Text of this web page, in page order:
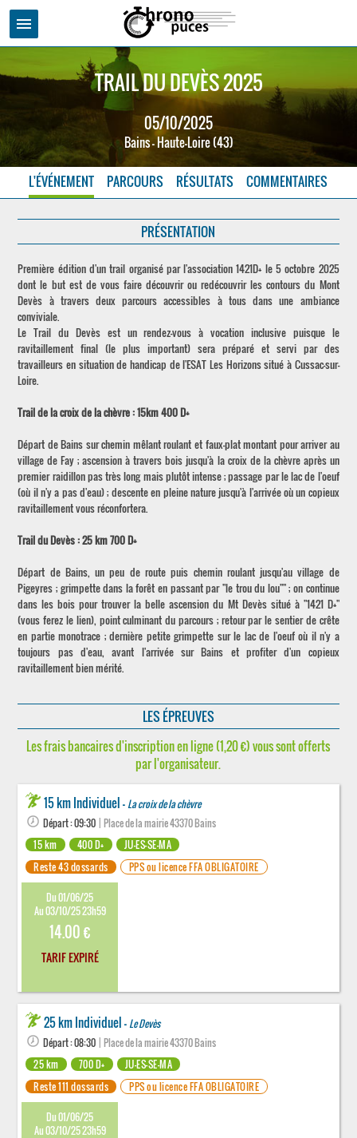
menu
TRAIL DU DEVÈS 2025
05/10/2025
Bains - Haute-Loire (43)
L'ÉVÉNEMENT PARCOURS RÉSULTATS COMMENTAIRES
PRÉSENTATION
Première édition d'un trail organisé par l'association 1421D+ le 5 octobre 2025
dont le but est de vous faire découvrir ou redécouvrir les contours du Mont
Devès à travers deux parcours accessibles à tous dans une ambiance
conviviale.
Le Trail du Devès est un rendez-vous à vocation inclusive puisque le
ravitaillement final (le plus important) sera préparé et servi par des
travailleurs en situation de handicap de l'ESAT Les Horizons situé à Cussac-sur-
Loire.
Trail de la croix de la chèvre : 15km 400 D+
Départ de Bains sur chemin mêlant roulant et faux-plat montant pour arriver au
village de Fay ; ascension à travers bois jusqu'à la croix de la chèvre après un
premier raidillon pas très long mais plutôt intense ; passage par le lac de l'oeuf
(où il n'y a pas d'eau) ; descente en pleine nature jusqu'à l'arrivée où un copieux
ravitaillement vous réconfortera.
Trail du Devès : 25 km 700 D+
Départ de Bains, un peu de route puis chemin roulant jusqu'au village de
Pigeyres ; grimpette dans la forêt en passant par "le trou du lou"" ; on continue
dans les bois pour trouver la belle ascension du Mt Devès situé à "1421 D+"
(vous ferez le lien), point culminant du parcours ; retour par le sentier de crête
en partie monotrace ; dernière petite grimpette sur le lac de l'oeuf où il n'y a
toujours pas d'eau, avant l'arrivée sur Bains et profiter d'un copieux
ravitaillement bien mérité.
LES ÉPREUVES
Les frais bancaires d'inscription en ligne (1,20 €) vous sont offerts
par l'organisateur.
15 km Individuel - La croix de la chèvre
Départ : 09:30 | Place de la mairie 43370 Bains
15 km
400 D+
JU-ES-SE-MA
Reste 43 dossards
PPS ou licence FFA OBLIGATOIRE
Du 01/06/25
Au 03/10/25 23h59
14.00 €
TARIF EXPIRÉ
25 km Individuel - Le Devès
Départ : 08:30 | Place de la mairie 43370 Bains
25 km
700 D+
JU-ES-SE-MA
Reste 111 dossards
PPS ou licence FFA OBLIGATOIRE
Du 01/06/25
Au 03/10/25 23h59